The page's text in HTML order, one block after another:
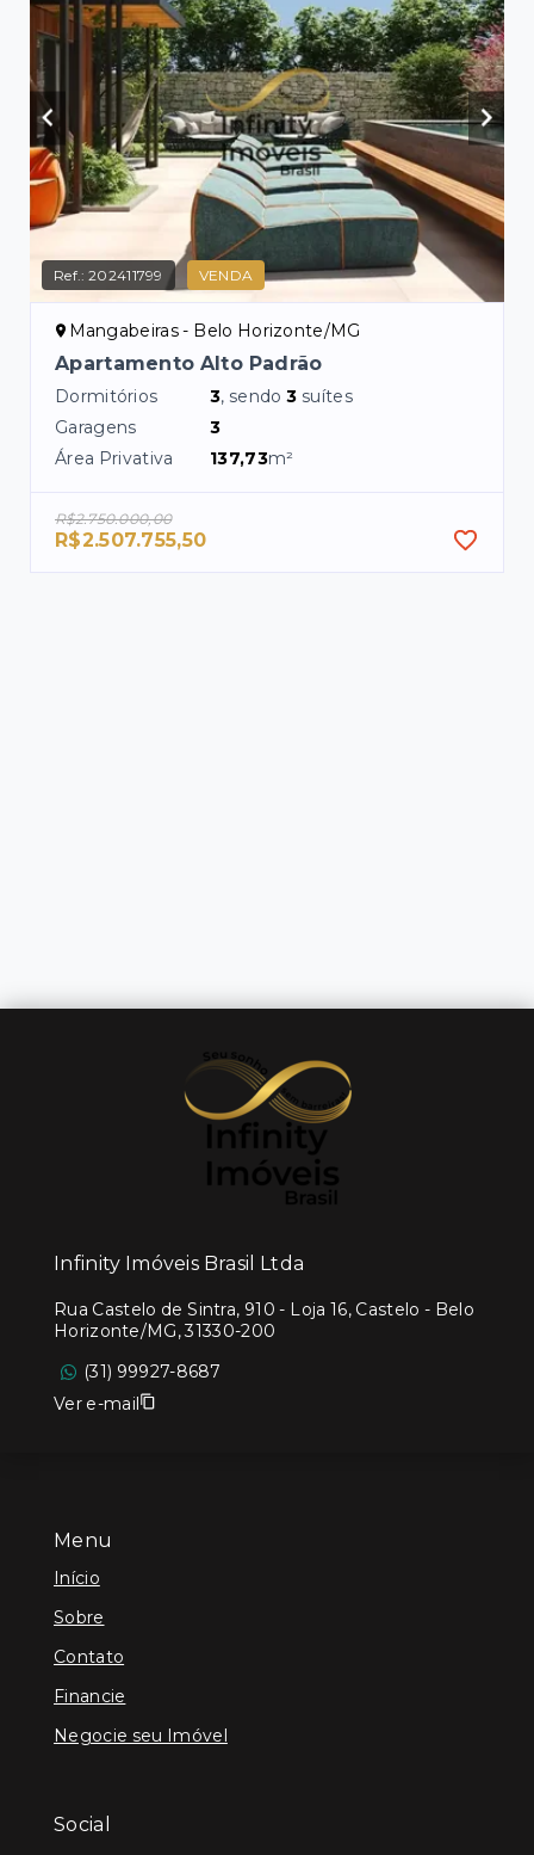
Ref.:202411799 VENDA
Mangabeiras - Belo Horizonte/MG
Apartamento Alto Padrão
Dormitórios 3, sendo3 suítes
Garagens
3
Área Privativa
137,73m²
R$2.750.000,00
R$2.507.755,50
Menu
Início
Sobre
Contato
Financie
Negocie seu Imóvel
Social
Infinity Imóveis Brasil Ltda
Rua Castelo de Sintra, 910 - Loja 16, Castelo - Belo
Horizonte/MG, 31330-200
(31) 99927-8687
Ver e-mail